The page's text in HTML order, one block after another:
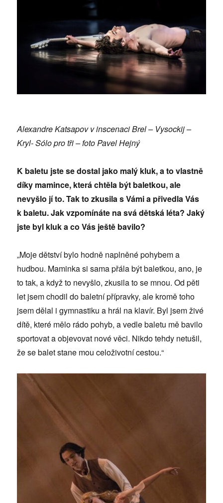
Alexandre Katsapov v inscenaci Brel – Vysockij –
Kryl- Sólo pro tři – foto Pavel Hejný
K baletu jste se dostal jako malý kluk, a to vlastně
díky mamince, která chtěla být baletkou, ale
nevyšlo jí to. Tak to zkusila s Vámi a přivedla Vás
k baletu. Jak vzpomínáte na svá dětská léta? Jaký
jste byl kluk a co Vás ještě bavilo?
„Moje dětství bylo hodně naplněné pohybem a
hudbou. Maminka si sama přála být baletkou, ano, je
to tak, a když to nevyšlo, zkusila to se mnou. Od pěti
let jsem chodil do baletní přípravky, ale kromě toho
jsem dělal i gymnastiku a hrál na klavír. Byl jsem živé
dítě, které mělo rádo pohyb, a vedle baletu mě bavilo
sportovat a objevovat nové věci. Nikdo tehdy netušil,
že se balet stane mou celoživotní cestou.“